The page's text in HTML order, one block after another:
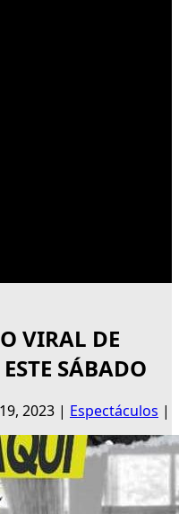
VIRAL DE
SÁBADO
2023 | Espectáculos |